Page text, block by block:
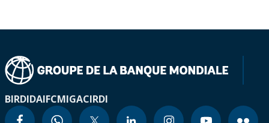
BIRDIDAIFCMIGACIRDI